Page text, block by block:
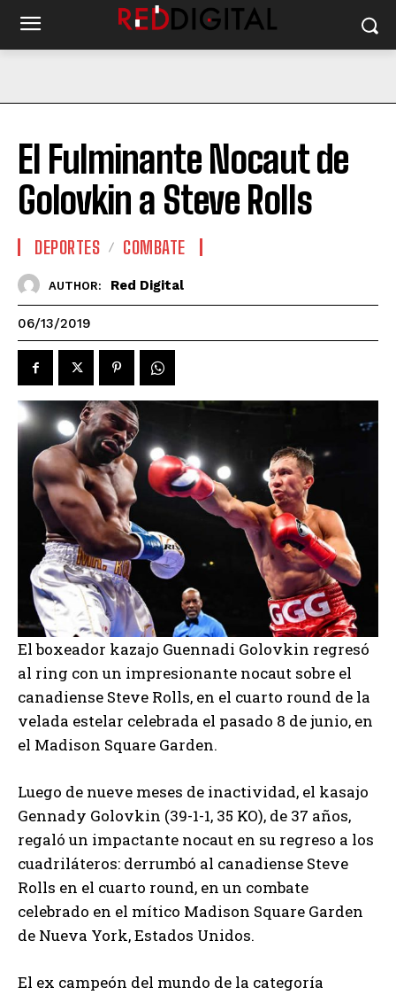
El Fulminante Nocaut de
Golovkin a Steve Rolls
DEPORTES COMBATE
AUTHOR: Red Digital
06/13/2019
El boxeador kazajo Guennadi Golovkin regresó
al ring con un impresionante nocaut sobre el
canadiense Steve Rolls, en el cuarto round de la
velada estelar celebrada el pasado 8 de junio, en
el Madison Square Garden.
Luego de nueve meses de inactividad, el kasajo
Gennady Golovkin (39-1-1, 35 KO), de 37 años,
regaló un impactante nocaut en su regreso a los
cuadriláteros: derrumbó al canadiense Steve
Rolls en el cuarto round, en un combate
celebrado en el mítico Madison Square Garden
de Nueva York, Estados Unidos.
El ex campeón del mundo de la categoría